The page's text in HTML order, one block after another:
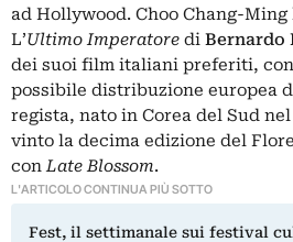
ad Hollywood. Choo Chang-
L’Ultimo Imperatore di Bernardo
dei suoi film italiani preferiti,
possibile distribuzione europea
regista, nato in Corea del Sud nel
vinto la decima edizione del
conLate Blossom.
L'ARTICOLO CONTINUA PIÙ SOTTO
Fest, il settimanale sui festival